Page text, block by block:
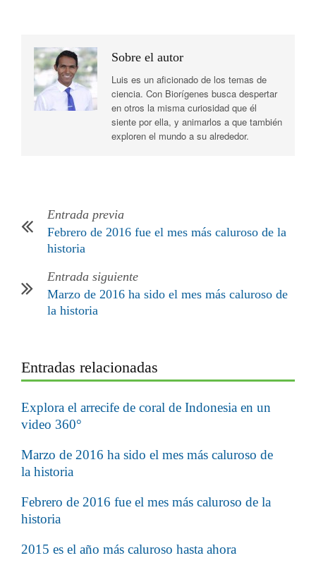
Sobre el autor
Luis es un aficionado de los temas de
ciencia. Con Biorígenes busca despertar
en otros la misma curiosidad que él
siente por ella, y animarlos a que también
exploren el mundo a su alrededor.
Entrada previa
Febrero de 2016 fue el mes más caluroso de la
historia
Entrada siguiente
Marzo de 2016 ha sido el mes más caluroso de
la historia
Entradas relacionadas
Explora el arrecife de coral de Indonesia en un
video 360°
Marzo de 2016 ha sido el mes más caluroso de
la historia
Febrero de 2016 fue el mes más caluroso de la
historia
2015 es el año más caluroso hasta ahora